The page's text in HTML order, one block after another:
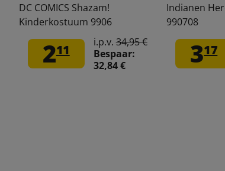
DC COMICS Shazam!
Kinderkostuum 9906
211 i.p.v.34,95 €
Bespaar:
32,84 €
Indianen
990708
317